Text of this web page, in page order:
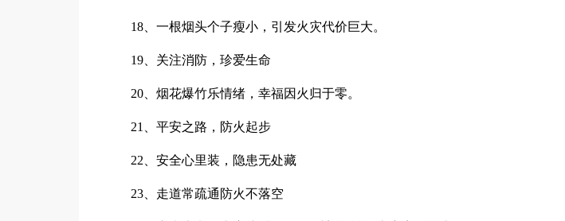
18、一根烟头个子瘦小，引发火灾代价巨大。
19、关注消防，珍爱生命
20、烟花爆竹乐情绪，幸福因火归于零。
21、平安之路，防火起步
22、安全心里装，隐患无处藏
23、走道常疏通防火不落空